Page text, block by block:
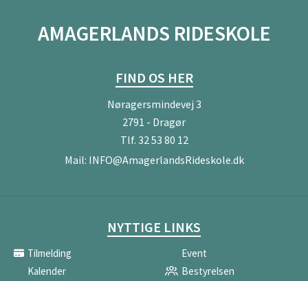
AMAGERLANDS RIDESKOLE
FIND OS HER
Nøragersmindevej 3
2791 - Dragør
Tlf. 32 53 80 12
Mail: INFO@AmagerlandsRideskole.dk
NYTTIGE LINKS
Tilmelding
Event
Kalender
Bestyrelsen